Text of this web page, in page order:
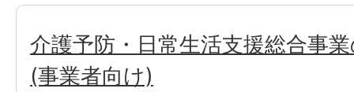
介護予防・日常生活支援総合事
(事業者向け)